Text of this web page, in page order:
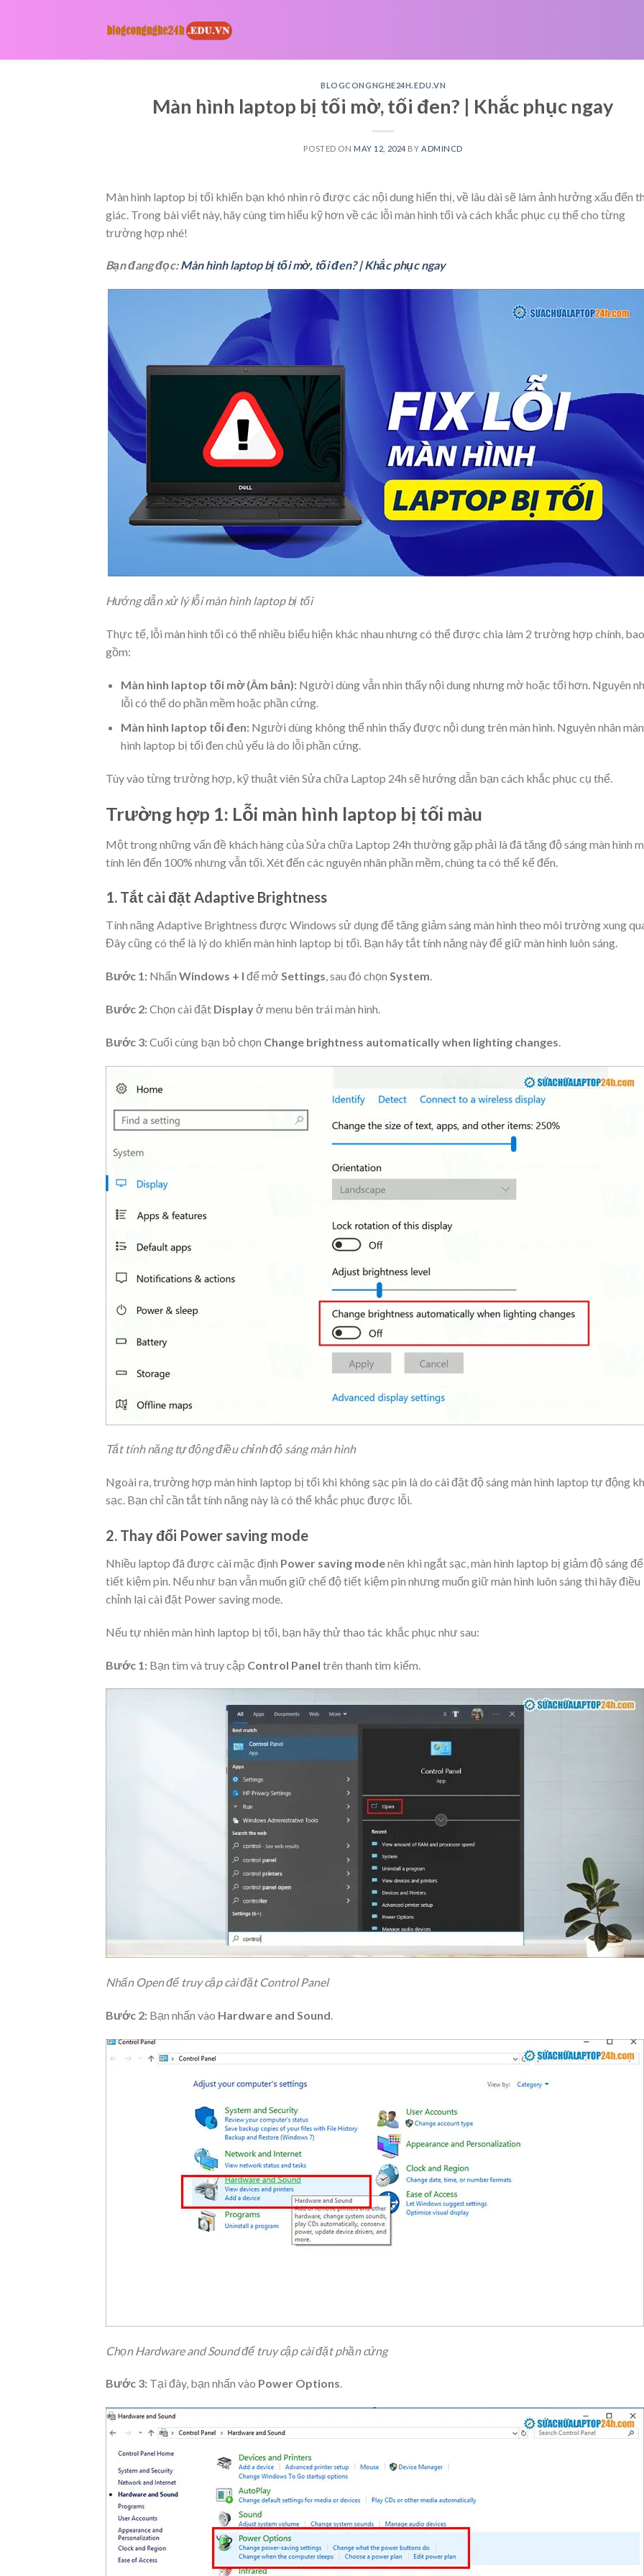
BLOGCONGNGHE24H.EDU.VN
Màn hình laptop bị tối mờ, tối đen? | Khắc phục ngay
POSTED ON MAY 12, 2024 BY ADMINCD
Màn hình laptop bị tối khiến bạn khó nhìn rõ được các nội dung hiển thị, về lâu dài sẽ làm ảnh hưởng xấu đến
giác. Trong bài viết này, hãy cùng tìm hiểu kỹ hơn về các lỗi màn hình tối và cách khắc phục cụ thể cho từng
trường hợp nhé!
Bạn đang đọc:Màn hình laptop bị tối mờ, tối đen? | Khắc phục ngay
Hướng dẫn xử lý lỗi màn hình laptop bị tối
Thực tế, lỗi màn hình tối có thể nhiều biểu hiện khác nhau nhưng có thể được chia làm 2 trường hợp chính, bao
gồm:
Màn hình laptop tối mờ (Âm bản): Người dùng vẫn nhìn thấy nội dung nhưng mờ hoặc tối hơn. Nguyên
lỗi có thể do phần mềm hoặc phần cứng.
Màn hình laptop tối đen:Người dùng không thể nhìn thấy được nội dung trên màn hình. Nguyên nhân màn
hình laptop bị tối đen chủ yếu là do lỗi phần cứng.
Tùy vào từng trường hợp, kỹ thuật viên Sửa chữa Laptop 24h sẽ hướng dẫn bạn cách khắc phục cụ thể.
Trường hợp 1: Lỗi màn hình laptop bị tối màu
Một trong những vấn đề khách hàng của Sửa chữa Laptop 24h thường gặp phải là đã tăng độ sáng màn hình
tính lên đến 100% nhưng vẫn tối. Xét đến các nguyên nhân phần mềm, chúng ta có thể kể đến.
1. Tắt cài đặt Adaptive Brightness
Tính năng Adaptive Brightness được Windows sử dụng để tăng giảm sáng màn hình theo môi trường xung
Đây cũng có thể là lý do khiến màn hình laptop bị tối. Bạn hãy tắt tính năng này để giữ màn hình luôn sáng.
Bước 1: Nhấn Windows + I để mở Settings, sau đó chọn System.
Bước 2:Chọn cài đặt Displayở menu bên trái màn hình.
Bước 3:Cuối cùng bạn bỏ chọn Change brightness automatically when lighting changes
Tắt tính năng tự động điều chỉnh độ sáng màn hình
Ngoài ra, trường hợp màn hình laptop bị tối khi không sạc pin là do cài đặt độ sáng màn hình laptop tự động
sạc. Bạn chỉ cần tắt tính năng này là có thể khắc phục được lỗi.
2. Thay đổi Power saving mode
Nhiều laptop đã được cài mặc định Power saving modenên khi ngắt sạc, màn hình laptop bị giảm độ sáng để
tiết kiệm pin. Nếu như bạn vẫn muốn giữ chế độ tiết kiệm pin nhưng muốn giữ màn hình luôn sáng thì hãy điều
chỉnh lại cài đặt Power saving mode.
Nếu tự nhiên màn hình laptop bị tối, bạn hãy thử thao tác khắc phục như sau:
Bước 1: Bạn tìm và truy cập Control Panel trên thanh tìm kiếm.
Nhấn Open để truy cập cài đặt Control Panel
Bước 2: Bạn nhấn vào Hardware and Sound.
Chọn Hardware and Sound để truy cập cài đặt phần cứng
Bước 3: Tại đây, bạn nhấn vào Power Options.